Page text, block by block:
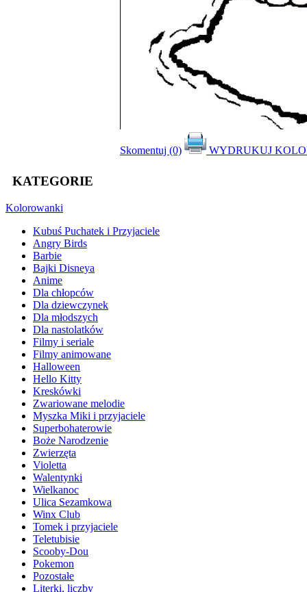
Skomentuj (0) WYDRUKUJ
KATEGORIE
Kolorowanki
Kubuś Puchatek i Przyjaciele
Angry Birds
Barbie
Bajki Disneya
Anime
Dla chłopców
Dla dziewczynek
Dla młodszych
Dla nastolatków
Filmy i seriale
Filmy animowane
Halloween
Hello Kitty
Kreskówki
Zwariowane melodie
Myszka Miki i przyjaciele
Superbohaterowie
Boże Narodzenie
Zwierzęta
Violetta
Walentynki
Wielkanoc
Ulica Sezamkowa
Winx Club
Tomek i przyjaciele
Teletubisie
Scooby-Dou
Pokemon
Pozostałe
Literki, liczby